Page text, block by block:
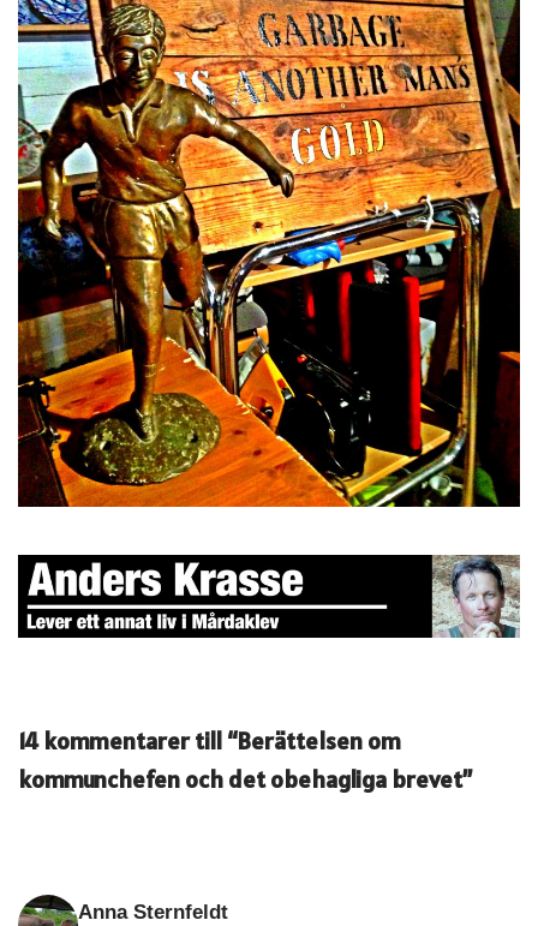
14 kommentarer till “Berättelsen om
kommunchefen och det obehagliga brevet”
Anna Sternfeldt